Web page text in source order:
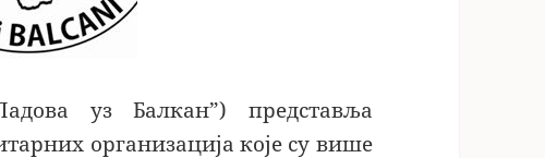
уз Балкан”) представља
организација које су више